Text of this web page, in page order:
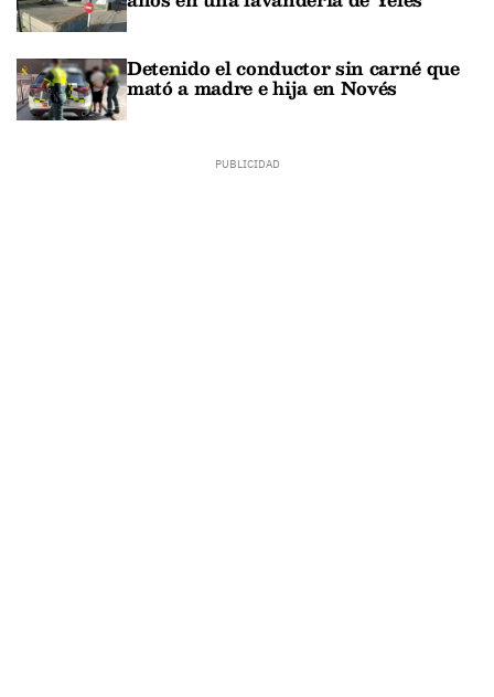
Detenido el conductor sin carné que
mató a madre e hija en Novés